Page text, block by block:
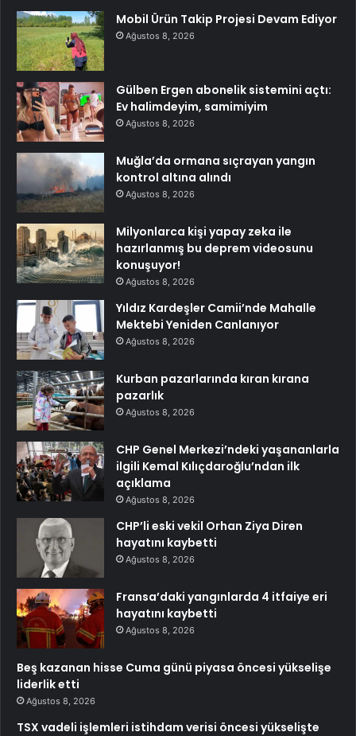
Mobil Ürün Takip Projesi Devam Ediyor
Ağustos 8, 2026
Gülben Ergen abonelik sistemini açtı:
Ev halimdeyim, samimiyim
Ağustos 8, 2026
Muğla’da ormana sıçrayan yangın
kontrol altına alındı
Ağustos 8, 2026
Milyonlarca kişi yapay zeka ile
hazırlanmış bu deprem videosunu
konuşuyor!
Ağustos 8, 2026
Yıldız Kardeşler Camii’nde Mahalle
Mektebi Yeniden Canlanıyor
Ağustos 8, 2026
Kurban pazarlarında kıran kırana
pazarlık
Ağustos 8, 2026
CHP Genel Merkezi’ndeki yaşananlarla
ilgili Kemal Kılıçdaroğlu’ndan ilk
açıklama
Ağustos 8, 2026
CHP’li eski vekil Orhan Ziya Diren
hayatını kaybetti
Ağustos 8, 2026
Fransa’daki yangınlarda 4 itfaiye eri
hayatını kaybetti
Ağustos 8, 2026
Beş kazanan hisse Cuma günü piyasa öncesi yükselişe
liderlik etti
Ağustos 8, 2026
TSX vadeli işlemleri istihdam verisi öncesi yükselişte